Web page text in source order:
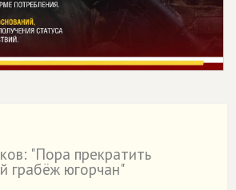
"Пора прекратить
грабёж югорчан"